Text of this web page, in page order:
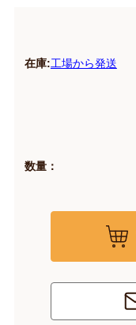
在庫:工場から発送
数量：